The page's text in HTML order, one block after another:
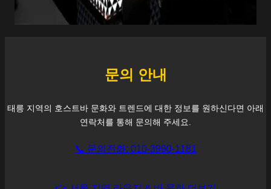
문의 안내
태릉 지역의 호스트바 문화와 트렌드에 대한 정보를 원하신다면 아래
연락처를 통해 문의해 주세요.
📞 문의전화: 010-3990-1181